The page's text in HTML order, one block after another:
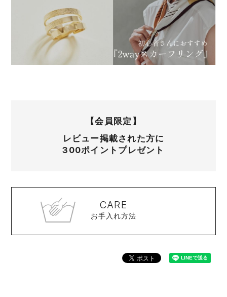
【会員限定】
レビュー掲載された方に
300ポイントプレゼント
CARE
お手入れ方法